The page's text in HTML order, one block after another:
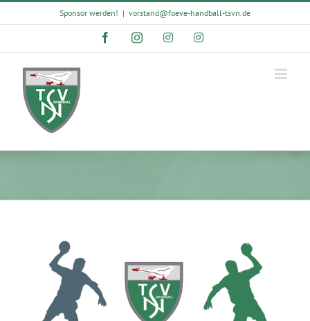
Skip
Sponsor werden! | vorstand@foeve-handball-tsvn.de
FacebookInstagramInstagramInstagram